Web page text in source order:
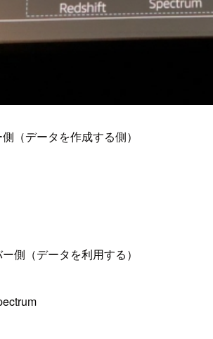
（データを作成する側）
側（データを利用する）